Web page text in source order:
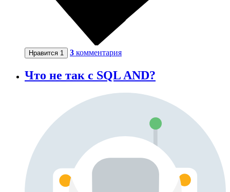
Нравится 1 3 комментария
Что не так с SQL AND?